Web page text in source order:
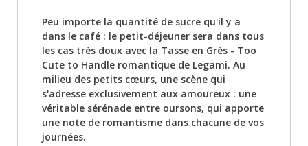
Peu importe la quantité de sucre qu'il y a
dans le café : le petit-déjeuner sera dans tous
les cas très doux avec la Tasse en Grès - Too
Cute to Handle romantique de Legami. Au
milieu des petits cœurs, une scène qui
s'adresse exclusivement aux amoureux : une
véritable sérénade entre oursons, qui apporte
une note de romantisme dans chacune de vos
journées.